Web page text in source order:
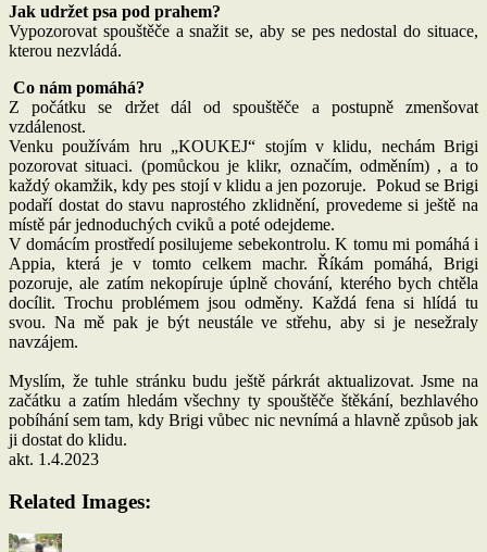
Jak udržet psa pod prahem?
Vypozorovat spouštěče a snažit se, aby se pes nedostal do situace,
kterou nezvládá.
Co nám pomáhá?
Z počátku se držet dál od spouštěče a postupně zmenšovat
vzdálenost.
Venku používám hru „KOUKEJ“ stojím v klidu, nechám Brigi
pozorovat situaci. (pomůckou je klikr, označím, odměním) , a to
každý okamžik, kdy pes stojí v klidu a jen pozoruje. Pokud se Brigi
podaří dostat do stavu naprostého zklidnění, provedeme si ještě na
místě pár jednoduchých cviků a poté odejdeme.
V domácím prostředí posilujeme sebekontrolu. K tomu mi pomáhá i
Appia, která je v tomto celkem machr. Říkám pomáhá, Brigi
pozoruje, ale zatím nekopíruje úplně chování, kterého bych chtěla
docílit. Trochu problémem jsou odměny. Každá fena si hlídá tu
svou. Na mě pak je být neustále ve střehu, aby si je nesežraly
navzájem.
Myslím, že tuhle stránku budu ještě párkrát aktualizovat. Jsme na
začátku a zatím hledám všechny ty spouštěče štěkání, bezhlavého
pobíhání sem tam, kdy Brigi vůbec nic nevnímá a hlavně způsob jak
ji dostat do klidu.
akt. 1.4.2023
Related Images:
Autor: